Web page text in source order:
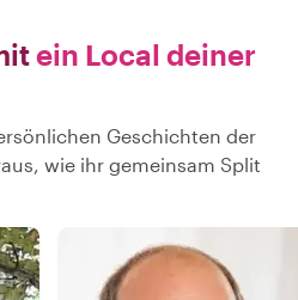
ein Local deiner
Geschichten der
wie ihr gemeinsam Split